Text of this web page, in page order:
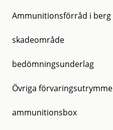
Ammunitionsförråd i berg
skadeområde
bedömningsunderlag
Övriga
ammunitionsbox